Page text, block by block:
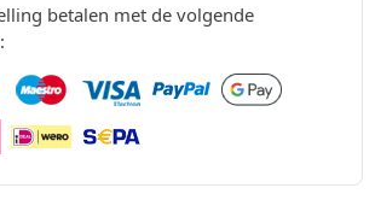
betalen met de volgende